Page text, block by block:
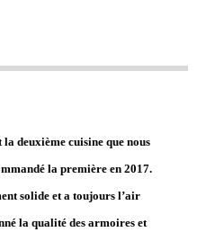
la deuxième cuisine que nous
la première en 2017.
solide et a toujours l’air
la qualité des armoires et